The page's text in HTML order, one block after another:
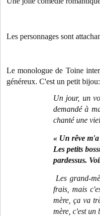
Les personnages sont
Le monologue de Toine
généreux. C'est un petit bijou:
Un jour, un
demandé à
chanté une
« Un rêve
Les petits
pardessus.
Les grand-
frais, mais
mère, ça va
mère, c'est un